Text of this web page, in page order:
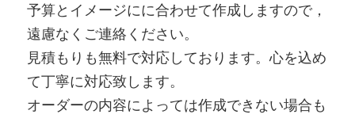
予算とイメージにに合わせて作成しますので，
遠慮なくご連絡ください。
見積もりも無料で対応しております。心を込め
て丁寧に対応致します。
オーダーの内容によっては作成できない場合も